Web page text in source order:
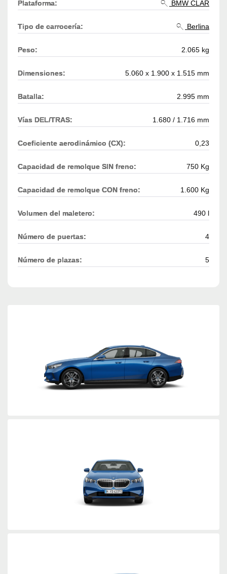
Plataforma: BMW CLAR
Tipo de carrocería: Berlina
Peso: 2.065 kg
Dimensiones: 5.060 x 1.900 x 1.515 mm
Batalla: 2.995 mm
Vías DEL/TRAS: 1.680 / 1.716 mm
Coeficiente aerodinámico (CX): 0,23
Capacidad de remolque SIN freno: 750 Kg
Capacidad de remolque CON freno: 1.600 Kg
Volumen del maletero: 490 l
Número de puertas: 4
Número de plazas: 5